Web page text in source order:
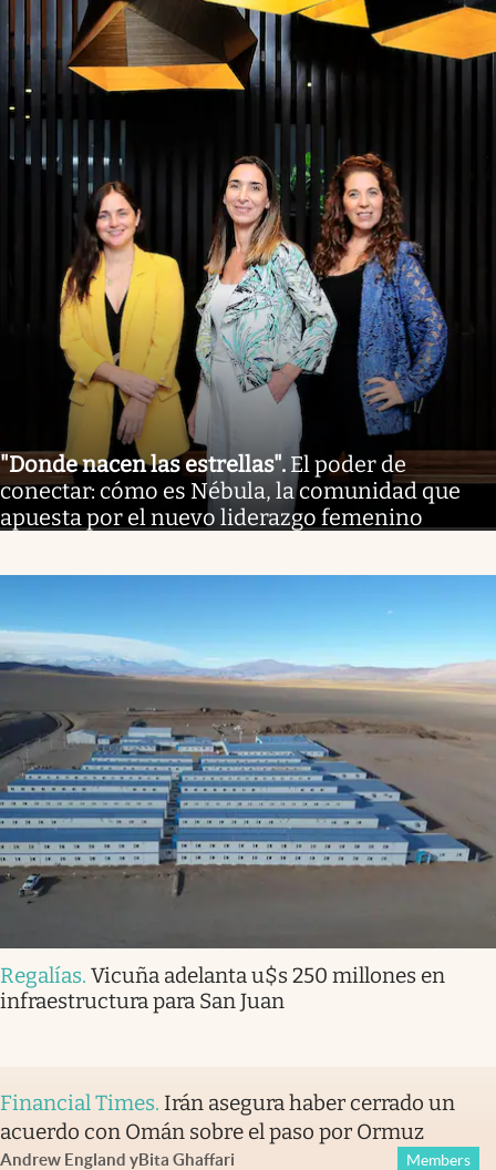
"Donde nacen las estrellas". El poder de
conectar: cómo es Nébula, la comunidad que
apuesta por el nuevo liderazgo femenino
Regalías. Vicuña adelanta u$s 250 millones en
infraestructura para San Juan
Financial Times. Irán asegura haber cerrado un
acuerdo con Omán sobre el paso por Ormuz
Andrew England yBita Ghaffari Members